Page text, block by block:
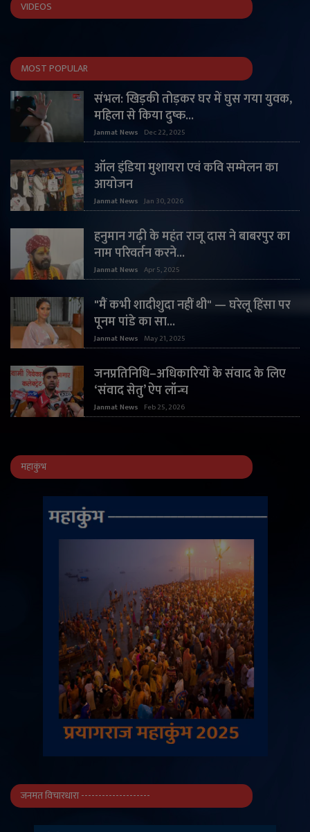
VIDEOS
MOST POPULAR
संभल: खिड़की तोड़कर घर में घुस गया युवक,
महिला से किया दुष्क...
Janmat News Dec 22, 2025
ऑल इंडिया मुशायरा एवं कवि सम्मेलन का
आयोजन
Janmat News Jan 30, 2026
हनुमान गढ़ी के महंत राजू दास ने बाबरपुर का
नाम परिवर्तन करने...
Janmat News Apr 5, 2025
"मैं कभी शादीशुदा नहीं थी" — घरेलू हिंसा पर
पूनम पांडे का सा...
Janmat News May 21, 2025
जनप्रतिनिधि–अधिकारियों के संवाद के लिए
‘संवाद सेतु’ ऐप लॉन्च
Janmat News Feb 25, 2026
महाकुंभ
जनमत विचारधारा --------------------